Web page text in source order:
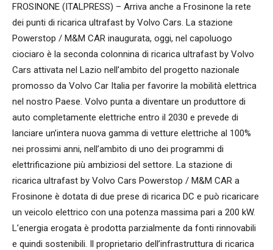
FROSINONE (ITALPRESS) – Arriva anche a Frosinone la rete
dei punti di ricarica ultrafast by Volvo Cars. La stazione
Powerstop / M&M CAR inaugurata, oggi, nel capoluogo
ciociaro è la seconda colonnina di ricarica ultrafast by Volvo
Cars attivata nel Lazio nell’ambito del progetto nazionale
promosso da Volvo Car Italia per favorire la mobilità elettrica
nel nostro Paese. Volvo punta a diventare un produttore di
auto completamente elettriche entro il 2030 e prevede di
lanciare un’intera nuova gamma di vetture elettriche al 100%
nei prossimi anni, nell’ambito di uno dei programmi di
elettrificazione più ambiziosi del settore. La stazione di
ricarica ultrafast by Volvo Cars Powerstop / M&M CAR a
Frosinone è dotata di due prese di ricarica DC e può ricaricare
un veicolo elettrico con una potenza massima pari a 200 kW.
L’energia erogata è prodotta parzialmente da fonti rinnovabili
e quindi sostenibili. Il proprietario dell’infrastruttura di ricarica